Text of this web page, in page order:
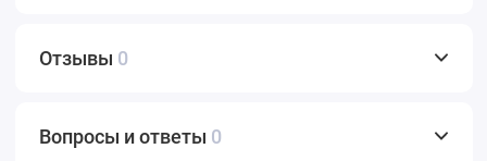
Отзывы 0
Вопросы и ответы 0